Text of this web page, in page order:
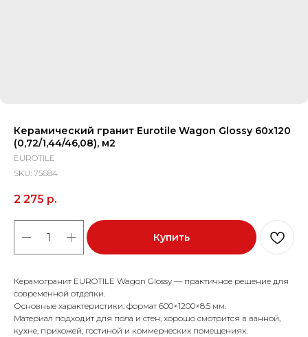
Керамический гранит Eurotile Wagon Glossy 60x120
(0,72/1,44/46,08), м2
EUROTILE
SKU: 75684
2 275 р.
Купить
Керамогранит EUROTILE Wagon Glossy — практичное решение для
современной отделки.
Основные характеристики: формат 600×1200×8.5 мм.
Материал подходит для пола и стен, хорошо смотрится в ванной,
кухне, прихожей, гостиной и коммерческих помещениях.